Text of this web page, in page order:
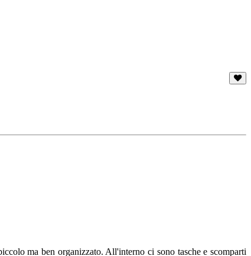
ma ben organizzato. All'interno ci sono tasche e scomparti